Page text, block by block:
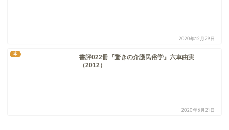
2020年12月29日
本
書評022冊『驚きの介護民俗学』六車由実
（2012）
2020年6月21日